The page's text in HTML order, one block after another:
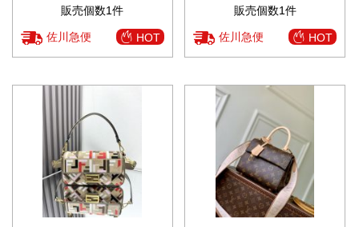
販売個数1件
佐川急便 HOT
販売個数1件
佐川急便 HOT